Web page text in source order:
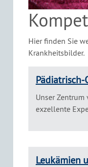
Hier finden Sie
Krankheitsbilder.
Unser
exzellente
Leukämien